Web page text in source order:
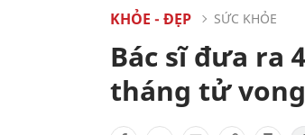
KHỎE - ĐẸP SỨC KHỎE
Bác sĩ đưa ra
tháng tử